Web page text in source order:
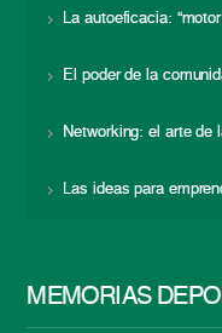
La autoeficacia:
El poder de la
Networking: el arte de
Las ideas para
MEMORIAS